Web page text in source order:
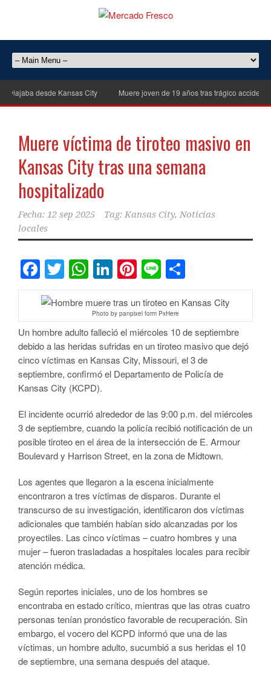
desde Kansas City Muere joven de 19 años tras trágico accidente
Muere víctima de tiroteo masivo en
Kansas City tras una semana
hospitalizado
Fecha: 12 sep 2025 Tag: Kansas City, Noticias
locales
Facebook
Twitter
WhatsApp
LinkedIn
Pinterest
Line
Photo by panpixel form PxHere
Un hombre adulto falleció el miércoles 10 de septiembre
debido a las heridas sufridas en un tiroteo masivo que dejó
cinco víctimas en Kansas City, Missouri, el 3 de
septiembre, confirmó el Departamento de Policía de
Kansas City (KCPD).
El incidente ocurrió alrededor de las 9:00 p.m. del miércoles
3 de septiembre, cuando la policía recibió notificación de un
posible tiroteo en el área de la intersección de E. Armour
Boulevard y Harrison Street, en la zona de Midtown.
Los agentes que llegaron a la escena inicialmente
encontraron a tres víctimas de disparos. Durante el
transcurso de su investigación, identificaron dos víctimas
adicionales que también habían sido alcanzadas por los
proyectiles. Las cinco víctimas – cuatro hombres y una
mujer – fueron trasladadas a hospitales locales para recibir
atención médica.
Según reportes iniciales, uno de los hombres se
encontraba en estado crítico, mientras que las otras cuatro
personas tenían pronóstico favorable de recuperación. Sin
embargo, el vocero del KCPD informó que una de las
víctimas, un hombre adulto, sucumbió a sus heridas el 10
de septiembre, una semana después del ataque.